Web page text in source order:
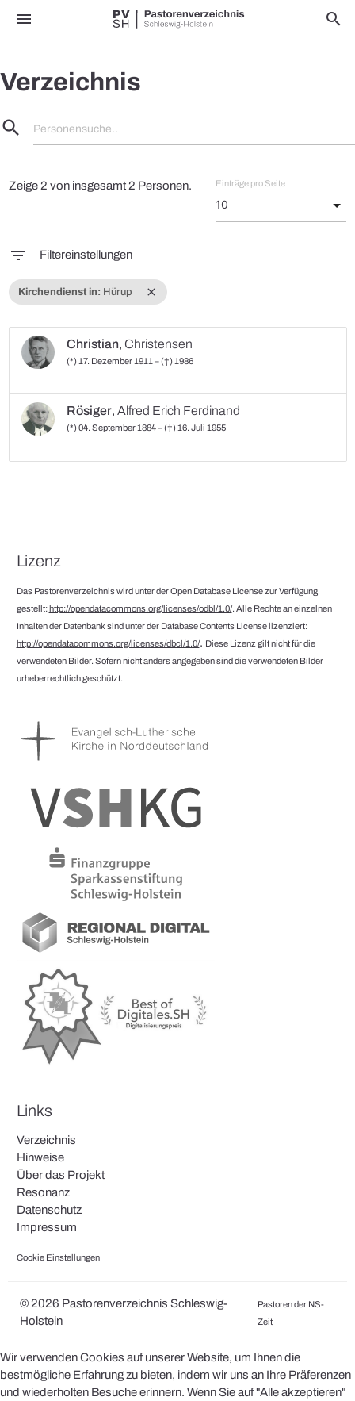
menu search
Verzeichnis
search Personensuche..
Zeige 2 von insgesamt 2 Personen. Einträge pro Seite
filter_list Filtereinstellungen
close
Kirchendienst in: Hürup
Christian, Christensen
(*) 17. Dezember 1911 – (†) 1986
Rösiger, Alfred Erich Ferdinand
(*) 04. September 1884 – (†) 16. Juli 1955
Lizenz
Das Pastorenverzeichnis wird unter der Open Database License zur Verfügung
gestellt:http://opendatacommons.org/licenses/odbl/1.0/. Alle Rechte an einzelnen
Inhalten der Datenbank sind unter der Database Contents License lizenziert:
http://opendatacommons.org/licenses/dbcl/1.0/. Diese Lizenz gilt nicht für die
verwendeten Bilder. Sofern nicht anders angegeben sind die verwendeten Bilder
urheberrechtlich geschützt.
Links
Verzeichnis
Hinweise
Über das Projekt
Resonanz
Datenschutz
Impressum
Cookie Einstellungen
© 2026 Pastorenverzeichnis Schleswig-
Holstein
Pastoren der NS-
Zeit
Wir verwenden Cookies auf unserer Website, um Ihnen die
bestmögliche Erfahrung zu bieten, indem wir uns an Ihre Präferenzen
und wiederholten Besuche erinnern. Wenn Sie auf "Alle akzeptieren"